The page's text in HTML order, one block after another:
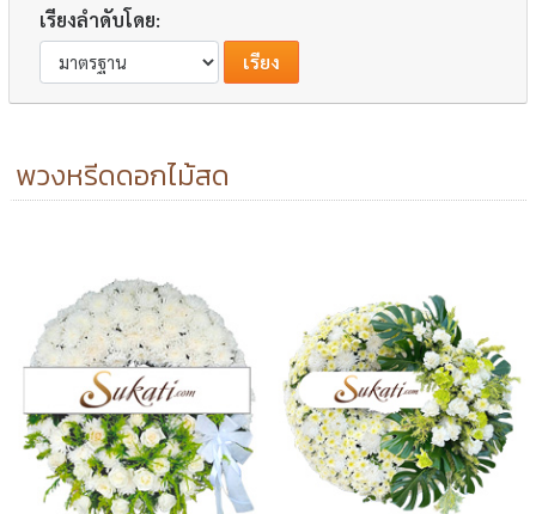
เรียงลำดับโดย:
พวงหรีดดอกไม้สด